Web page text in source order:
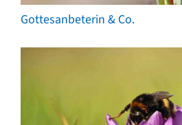
Gottesanbeterin & Co.